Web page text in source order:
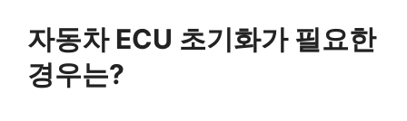
자동차 ECU 초기화가 필요한
경우는?